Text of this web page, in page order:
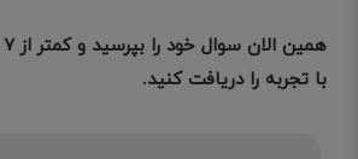
با تجربه را دریافت کنید.